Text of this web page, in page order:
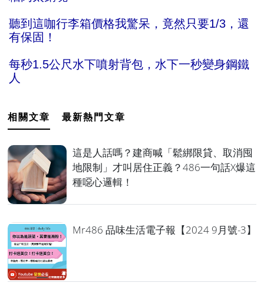
聽到這咖行李箱價格我驚呆，竟然只要1/3，還
有保固！
每秒1.5公尺水下噴射背包，水下一秒變身鋼鐵
人
相關文章 最新熱門文章
這是人話嗎？建商喊「鬆綁限貸、取消囤
地限制」才叫居住正義？486一句話X爆這
種噁心邏輯！
Mr486 品味生活電子報【2024 9月號-3】